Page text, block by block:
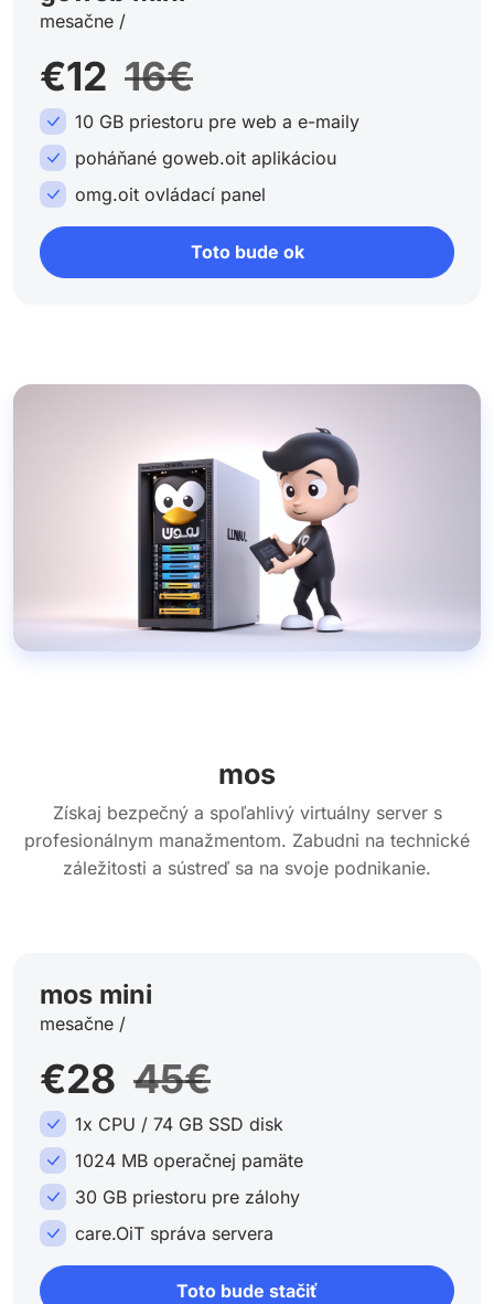
mesačne /
€12 16€
10 GB priestoru pre web a e-maily
poháňané goweb.oit aplikáciou
omg.oit ovládací panel
Toto bude ok
mos
Získaj bezpečný a spoľahlivý virtuálny server s
profesionálnym manažmentom. Zabudni na technické
záležitosti a sústreď sa na svoje podnikanie.
mos mini
mesačne /
€28 45€
1x CPU / 74 GB SSD disk
1024 MB operačnej pamäte
30 GB priestoru pre zálohy
care.OiT správa servera
Toto bude stačiť